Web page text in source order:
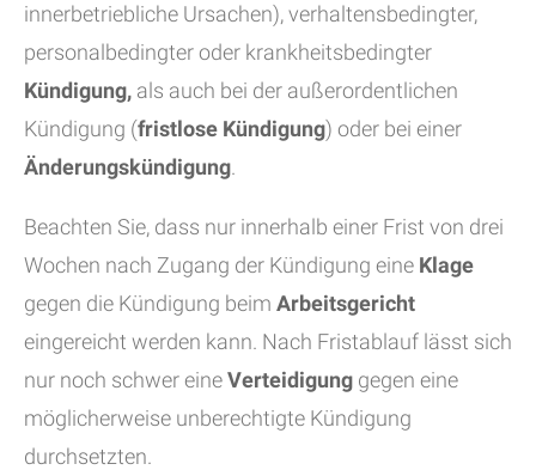
innerbetriebliche Ursachen), verhaltensbedingter,
personalbedingter oder krankheitsbedingter
Kündigung, als auch bei der außerordentlichen
Kündigung (fristlose Kündigung) oder bei einer
Änderungskündigung
Beachten Sie, dass nur innerhalb einer Frist von drei
Wochen nach Zugang der Kündigung eine Klage
gegen die Kündigung beim Arbeitsgericht
eingereicht werden kann. Nach Fristablauf lässt sich
nur noch schwer eineVerteidigung gegen eine
möglicherweise unberechtigte Kündigung
durchsetzten.